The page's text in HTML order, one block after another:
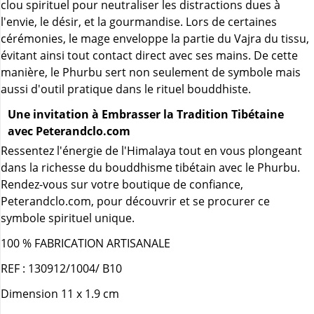
clou spirituel pour neutraliser les distractions dues à
l'envie, le désir, et la gourmandise. Lors de certaines
cérémonies, le mage enveloppe la partie du Vajra du tissu,
évitant ainsi tout contact direct avec ses mains. De cette
manière, le Phurbu sert non seulement de symbole mais
aussi d'outil pratique dans le rituel bouddhiste.
Une invitation à Embrasser la Tradition Tibétaine
avec Peterandclo.com
Ressentez l'énergie de l'Himalaya tout en vous plongeant
dans la richesse du bouddhisme tibétain avec le Phurbu.
Rendez-vous sur votre boutique de confiance,
Peterandclo.com, pour découvrir et se procurer ce
symbole spirituel unique.
100 % FABRICATION ARTISANALE
REF : 130912/1004/ B10
Dimension 11 x 1.9 cm